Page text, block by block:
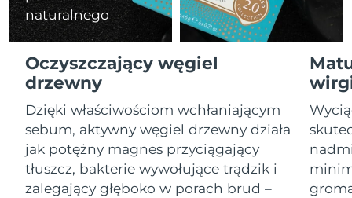
naturalnego
Oczyszczający węgiel
drzewny
Dzięki właściwościom wchłaniającym
sebum, aktywny węgiel drzewny działa
jak potężny magnes przyciągający
tłuszcz, bakterie wywołujące trądzik i
zalegający głęboko w porach brud –
Izrael
Oczekiwany czas dostawy
8/14/26
Włochy
Oczekiwany czas dostawy
8/10/26
Japonia
Oczekiwany czas dostawy
8/13/26
Jersey
Oczekiwany czas dostawy
8/15/26